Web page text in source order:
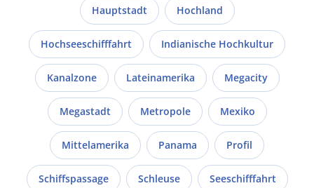
Hauptstadt Hochland
Hochseeschifffahrt Indianische Hochkultur
Kanalzone Lateinamerika Megacity
Megastadt Metropole Mexiko
Mittelamerika Panama Profil
Schiffspassage Schleuse Seeschifffahrt